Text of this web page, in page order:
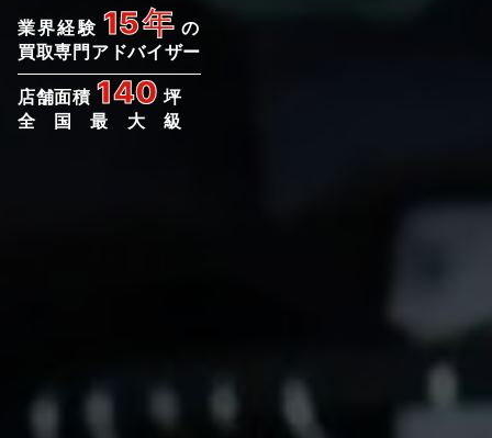
業界経験 15年 の
買取専門アドバイザー
店舗面積 140 坪
全国最大級